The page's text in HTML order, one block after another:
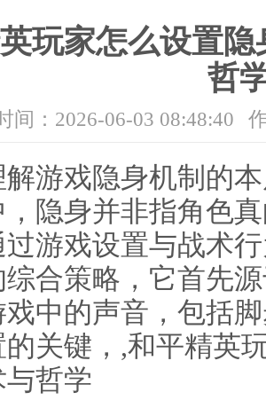
玩家怎么设置
哲
间：2026-06-03 08:48:40
游戏隐身机制的
隐身并非指角色
游戏设置与战术
综合策略，它首先
中的声音，包括
关键，,和平精英
哲学